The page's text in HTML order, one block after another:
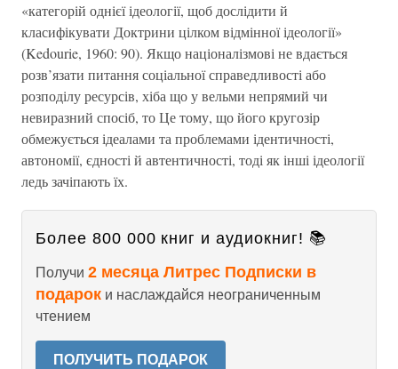
«категорій однієї ідеології, щоб дослідити й
класифікувати Доктрини цілком відмінної ідеології»
(Kedourie, 1960: 90). Якщо націоналізмові не вдається
розв’язати питання соціальної справедливості або
розподілу ресурсів, хіба що у вельми непрямий чи
невиразний спосіб, то Це тому, що його кругозір
обмежується ідеалами та проблемами ідентичності,
автономії, єдності й автентичності, тоді як інші ідеології
ледь зачіпають їх.
Более 800 000 книг и аудиокниг! 📚
Получи 2 месяца Литрес Подписки в
подарок и наслаждайся неограниченным
чтением
ПОЛУЧИТЬ ПОДАРОК